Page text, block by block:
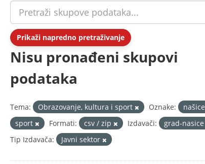
Prikaži napredno pretraživanje
Nisu pronađeni skupovi
podataka
Tema: Obrazovanje, kultura i sport Oznake: našice
sport
Formati: csv / zip Izdavači: grad-nasice
Tip Izdavača:
Javni sektor